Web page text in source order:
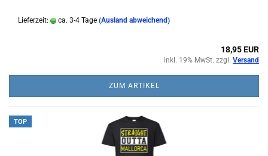
Lieferzeit: ca. 3-4 Tage (Ausland abweichend)
18,95 EUR
inkl. 19% MwSt. zzgl. Versand
ZUM ARTIKEL
TOP